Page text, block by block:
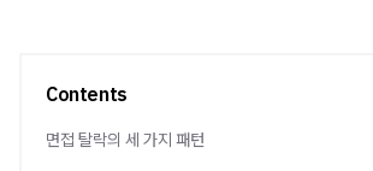
Contents
면접 탈락의 세 가지 패턴